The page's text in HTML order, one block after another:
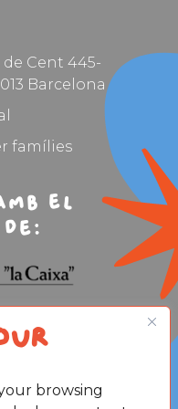
browsing
Cent 445-
Barcelona
famílies
el